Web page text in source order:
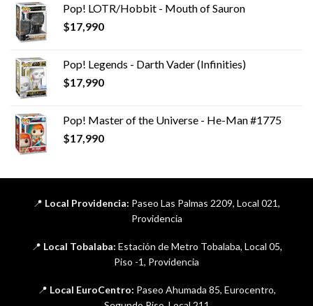
Pop! LOTR/Hobbit - Mouth of Sauron
$17,990
Pop! Legends - Darth Vader (Infinities)
$17,990
Pop! Master of the Universe - He-Man #1775
$17,990
📍 Local Providencia: Paseo Las Palmas 2209, Local 021,
Providencia
📍 Local Tobalaba: Estación de Metro Tobalaba, Local 05,
Piso -1, Providencia
📍 Local EuroCentro: Paseo Ahumada 85, Eurocentro,